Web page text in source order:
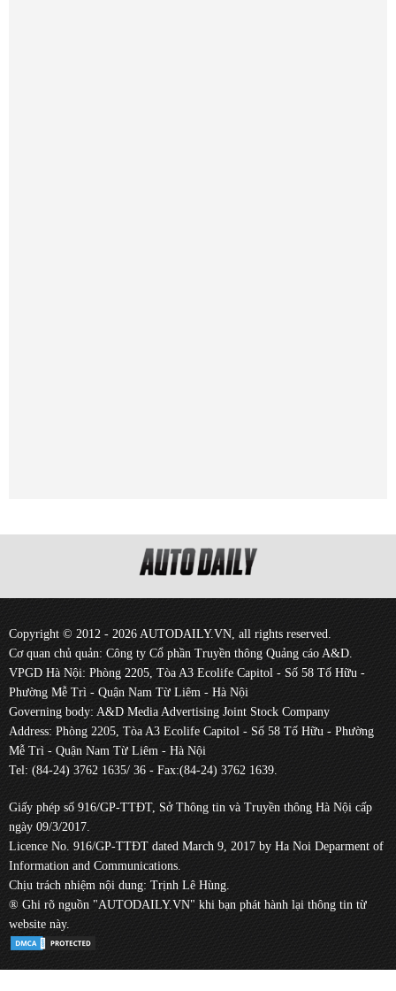
Copyright © 2012 - 2026 AUTODAILY.VN, all rights reserved.
Cơ quan chủ quản: Công ty Cổ phần Truyền thông Quảng cáo A&D.
VPGD Hà Nội: Phòng 2205, Tòa A3 Ecolife Capitol - Số 58 Tố Hữu -
Phường Mễ Trì - Quận Nam Từ Liêm - Hà Nội
Governing body: A&D Media Advertising Joint Stock Company
Address: Phòng 2205, Tòa A3 Ecolife Capitol - Số 58 Tố Hữu - Phường
Mễ Trì - Quận Nam Từ Liêm - Hà Nội
Tel: (84-24) 3762 1635/ 36 - Fax:(84-24) 3762 1639.
Giấy phép số 916/GP-TTĐT, Sở Thông tin và Truyền thông Hà Nội cấp
ngày 09/3/2017.
Licence No. 916/GP-TTĐT dated March 9, 2017 by Ha Noi Deparment of
Information and Communications.
Chịu trách nhiệm nội dung: Trịnh Lê Hùng.
® Ghi rõ nguồn "AUTODAILY.VN" khi bạn phát hành lại thông tin từ
website này.